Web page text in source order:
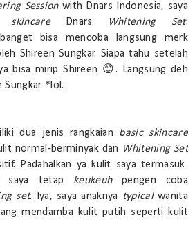
Sessionwith Dnars Indonesia, saya
skincareDnars Whitening Set.
bisa mencoba langsung merk
Shireen Sungkar. Siapa tahu setelah
bisa mirip Shireen 😊. Langsung deh
Sungkar *lol.
dua jenis rangkaian basic skincare
normal-berminyak dan Whitening Set
Padahalkan ya kulit saya termasuk
saya tetap keukeuhpengen coba
set. Iya, saya anaknya typicalwanita
mendamba kulit putih seperti kulit